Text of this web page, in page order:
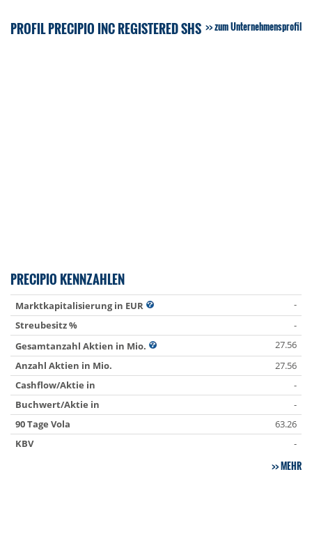
PROFIL PRECIPIO INC REGISTERED SHS zum Unternehmensprofil
PRECIPIO KENNZAHLEN
Marktkapitalisierung in EUR
-
Streubesitz %
-
Gesamtanzahl Aktien in Mio.
27.56
Anzahl Aktien in Mio.
27.56
Cashflow/Aktie in
-
Buchwert/Aktie in
-
90 Tage Vola
63.26
KBV
-
MEHR